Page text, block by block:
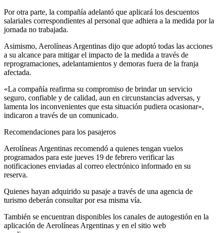
Por otra parte, la compañía adelantó que aplicará los descuentos
salariales correspondientes al personal que adhiera a la medida por la
jornada no trabajada.
Asimismo, Aerolíneas Argentinas dijo que adoptó todas las acciones
a su alcance para mitigar el impacto de la medida a través de
reprogramaciones, adelantamientos y demoras fuera de la franja
afectada.
«La compañía reafirma su compromiso de brindar un servicio
seguro, confiable y de calidad, aun en circunstancias adversas, y
lamenta los inconvenientes que esta situación pudiera ocasionar»,
indicaron a través de un comunicado.
Recomendaciones para los pasajeros
Aerolíneas Argentinas recomendó a quienes tengan vuelos
programados para este jueves 19 de febrero verificar las
notificaciones enviadas al correo electrónico informado en su
reserva.
Quienes hayan adquirido su pasaje a través de una agencia de
turismo deberán consultar por esa misma vía.
También se encuentran disponibles los canales de autogestión en la
aplicación de Aerolíneas Argentinas y en el sitio web